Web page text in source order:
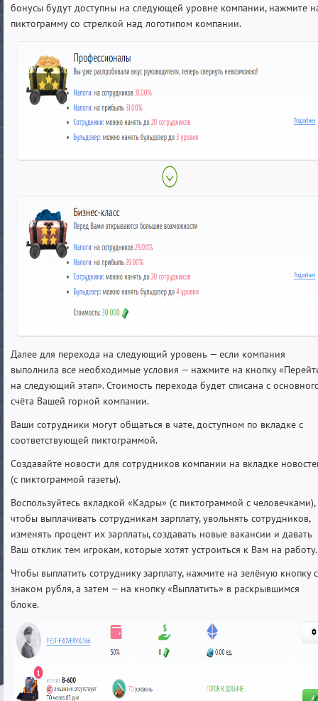
бонусы будут доступны на следующей уровне компании, нажмите
пиктограмму со стрелкой над логотипом компании.
Далее для перехода на следующий уровень — если компания
выполнила все необходимые условия — нажмите на кнопку
на следующий этап». Стоимость перехода будет списана с
счёта Вашей горной компании.
Ваши сотрудники могут общаться в чате, доступном по вкладке с
соответствующей пиктограммой.
Создавайте новости для сотрудников компании на вкладке
(с пиктограммой газеты).
Воспользуйтесь вкладкой «Кадры» (с пиктограммой с человечками),
чтобы выплачивать сотрудникам зарплату, увольнять сотрудников,
изменять процент их зарплаты, создавать новые вакансии и давать
Ваш отклик тем игрокам, которые хотят устроиться к Вам на работу.
Чтобы выплатить сотруднику зарплату, нажмите на зелёную кнопку
знаком рубля, а затем — на кнопку «Выплатить» в раскрывшимся
блоке.